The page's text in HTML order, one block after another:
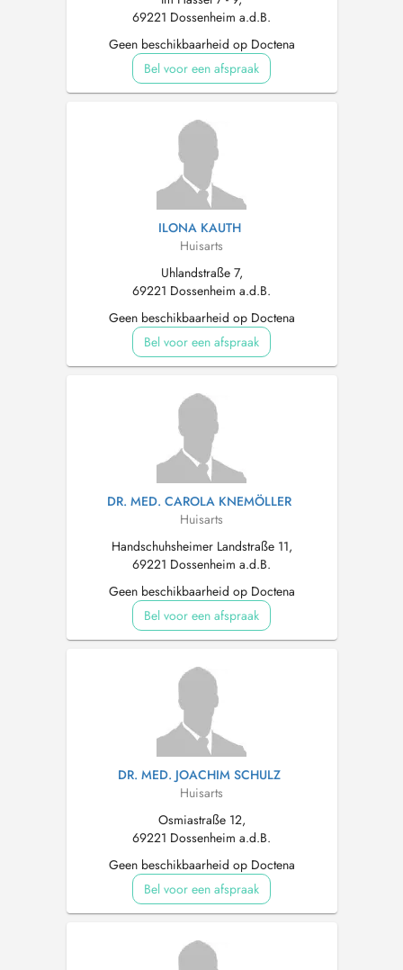
69221 Dossenheim a.d.B.
Geen beschikbaarheid op Doctena
Bel voor een afspraak
ILONA KAUTH
Huisarts
Uhlandstraße 7,
69221 Dossenheim a.d.B.
Geen beschikbaarheid op Doctena
Bel voor een afspraak
DR. MED. CAROLA KNEMÖLLER
Huisarts
Handschuhsheimer Landstraße 11,
69221 Dossenheim a.d.B.
Geen beschikbaarheid op Doctena
Bel voor een afspraak
DR. MED. JOACHIM SCHULZ
Huisarts
Osmiastraße 12,
69221 Dossenheim a.d.B.
Geen beschikbaarheid op Doctena
Bel voor een afspraak